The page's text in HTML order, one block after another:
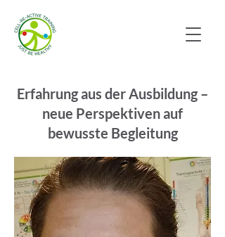
Erfahrung aus der Ausbildung –
neue Perspektiven auf
bewusste Begleitung